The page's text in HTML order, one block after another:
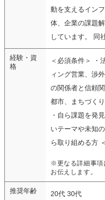
動を支えるイン
体、企業の課題
しています。 同
経験・資
格
＜必須条件＞ ・
ィング営業、渉
の関係者と信頼
都市、まちづく
・自ら課題を発
いテーマや未知
ら取り組める方
※更なる詳細事項
お伝えします。
推奨年齢 20代 30代